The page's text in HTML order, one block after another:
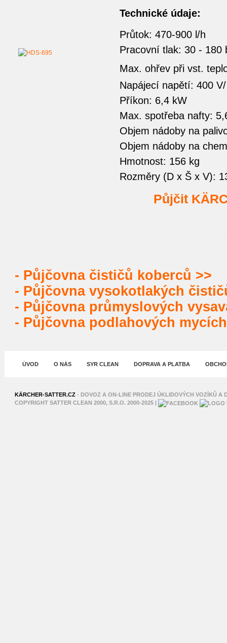
Technické údaje:
Průtok: 470-900 l/h
Pracovní tlak: 30 - 180
Max. ohřev při vst.
Napájecí napětí: 400
Příkon: 6,4 kW
Max. spotřeba nafty:
Objem nádoby na
Objem nádoby na
Hmotnost: 156 kg
Rozměry (D x Š x V):
Půjčit
- Půjčovna čističů koberců >>
- Půjčovna vysokotlakých
- Půjčovna průmyslových
- Půjčovna podlahových
ÚVOD O NÁS SYR CLEAN DOPRAVA A PLATBA
SHAHWA
KÄRCHER-SATTER.CZ- DOVOZ A ON-LINE PRODEJ ÚKLIDOVÝCH VOZÍKŮ A
COPYRIGHT SATTER CLEAN 2000, S.R.O. 2000-2025 |